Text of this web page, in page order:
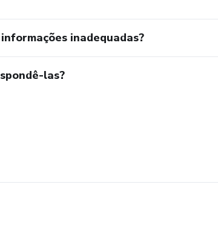
inadequadas?
las?